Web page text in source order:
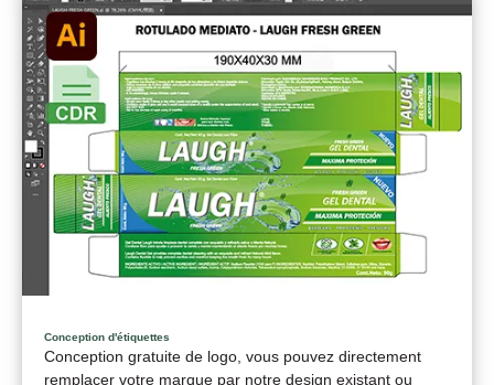
Conception d'étiquettes
Conception gratuite de logo, vous pouvez directement
remplacer votre marque par notre design existant ou